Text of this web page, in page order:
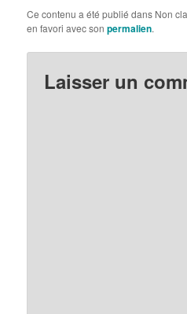
Ce contenu a été publié dans Non
en favori avec sonpermalien.
Laisser un